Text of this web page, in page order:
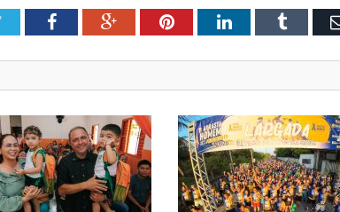
TwitterFacebookGoogle+PinterestLinkedInTumblr